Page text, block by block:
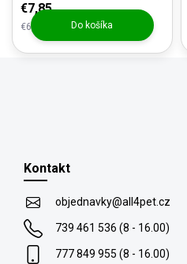
€6,49 bez DPH
€7,85
Do košíka
Kontakt
objednavky@all4pet.cz
739 461 536 (8 - 16.00)
777 849 955 (8 - 16.00)